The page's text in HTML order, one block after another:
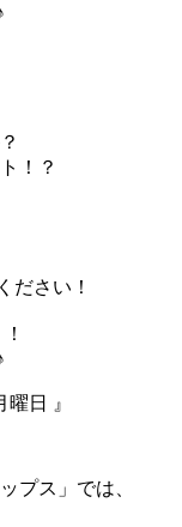
！？
ださい！
日 』
プス」では、